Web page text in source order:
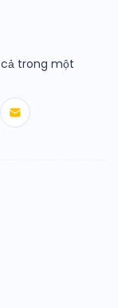
trong một